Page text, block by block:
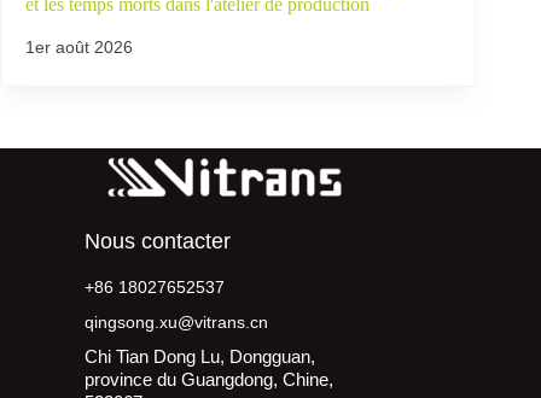
et les temps morts dans l'atelier de production
1er août 2026
Nous contacter
+86 18027652537
qingsong.xu@vitrans.cn
Chi Tian Dong Lu, Dongguan,
province du Guangdong, Chine,